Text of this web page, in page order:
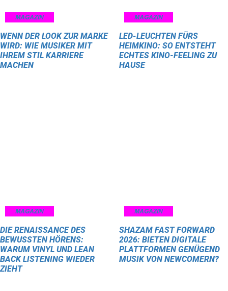
MAGAZIN
WENN DER LOOK ZUR MARKE
WIRD: WIE MUSIKER MIT
IHREM STIL KARRIERE
MACHEN
MAGAZIN
LED-LEUCHTEN FÜRS
HEIMKINO: SO ENTSTEHT
ECHTES KINO-FEELING ZU
HAUSE
MAGAZIN
DIE RENAISSANCE DES
BEWUSSTEN HÖRENS:
WARUM VINYL UND LEAN
BACK LISTENING WIEDER
ZIEHT
MAGAZIN
SHAZAM FAST FORWARD
2026: BIETEN DIGITALE
PLATTFORMEN GENÜGEND
MUSIK VON NEWCOMERN?